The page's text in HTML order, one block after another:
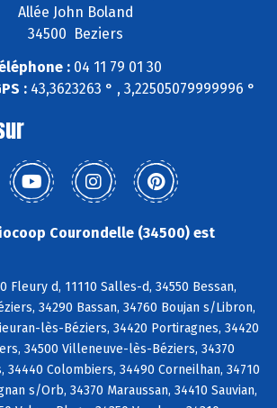
Allée John Boland
34500 Beziers
:04 11 79 01 30
: 43,3623263 ° , 3,22505079999996 °
Courondelle (34500) est
Fleury d, 11110 Salles-d, 34550 Bessan,
34290 Bassan, 34760 Boujan s/Libron,
lès-Béziers, 34420 Portiragnes, 34420
34500 Villeneuve-lès-Béziers, 34370
34440 Colombiers, 34490 Corneilhan, 34710
s/Orb, 34370 Maraussan, 34410 Sauvian,